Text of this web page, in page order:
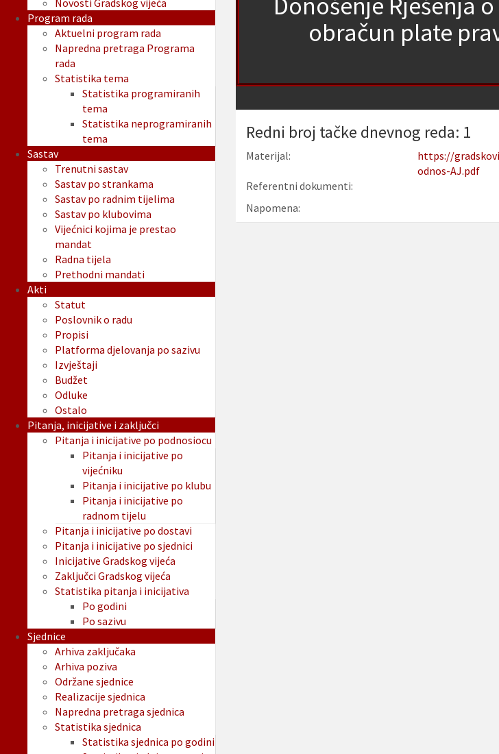
obračun plate
Redni broj tačke dnevnog reda: 1
Materijal:
https://
odnos-AJ.pdf
Referentni dokumenti:
Napomena:
Novosti Gradskog vijeća
Program rada
Aktuelni program rada
Napredna pretraga Programa
rada
Statistika tema
Statistika programiranih
tema
Statistika neprogramiranih
tema
Sastav
Trenutni sastav
Sastav po strankama
Sastav po radnim tijelima
Sastav po klubovima
Vijećnici kojima je prestao
mandat
Radna tijela
Prethodni mandati
Akti
Statut
Poslovnik o radu
Propisi
Platforma djelovanja po sazivu
Izvještaji
Budžet
Odluke
Ostalo
Pitanja, inicijative i zaključci
Pitanja i inicijative po podnosiocu
Pitanja i inicijative po
vijećniku
Pitanja i inicijative po klubu
Pitanja i inicijative po
radnom tijelu
Pitanja i inicijative po dostavi
Pitanja i inicijative po sjednici
Inicijative Gradskog vijeća
Zaključci Gradskog vijeća
Statistika pitanja i inicijativa
Po godini
Po sazivu
Sjednice
Arhiva zaključaka
Arhiva poziva
Održane sjednice
Realizacije sjednica
Napredna pretraga sjednica
Statistika sjednica
Statistika sjednica po godini